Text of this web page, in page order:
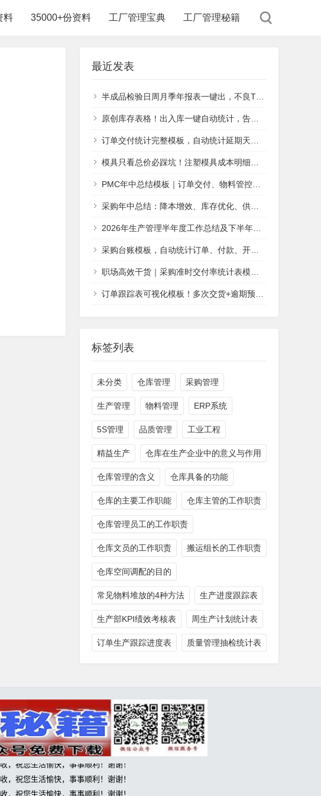
料 35000+份资料 工厂管理宝典 工厂管理秘籍
最近发表
半成品检验日周月季年报表一键出，不良TOP3自动追
原创库存表格！出入库一键自动统计，告别手工汇总
订单交付统计完整模板，自动统计延期天数、交付达成率
模具只看总价必踩坑！注塑模具成本明细报价单（附模板），采购核对报价专用
PMC年中总结模板｜订单交付、物料管控、新产线落地工作汇报
采购年中总结：降本增效、库存优化、供应链风险防控方案
2026年生产管理半年度工作总结及下半年工作计划
采购台账模板，自动统计订单、付款、开票数据
职场高效干货｜采购准时交付率统计表模板，新手也能零失误统计
订单跟踪表可视化模板！多次交货+逾期预警一步到位！
标签列表
未分类 仓库管理 采购管理
生产管理 物料管理 ERP系统
5S管理 品质管理 工业工程
精益生产 仓库在生产企业中的意义与作用
仓库管理的含义 仓库具备的功能
仓库的主要工作职能 仓库主管的工作职责
仓库管理员工的工作职责
仓库文员的工作职责 搬运组长的工作职责
仓库空间调配的目的
常见物料堆放的4种方法 生产进度跟踪表
生产部KPI绩效考核表 周生产计划统计表
订单生产跟踪进度表 质量管理抽检统计表